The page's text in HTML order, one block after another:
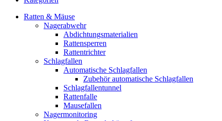
Ratten & Mäuse
Nagerabwehr
Abdichtungsmaterialien
Rattensperren
Rattentrichter
Schlagfallen
Automatische Schlagfallen
Zubehör automatische Schlagfallen
Schlagfallentunnel
Rattenfalle
Mausefallen
Nagermonitoring